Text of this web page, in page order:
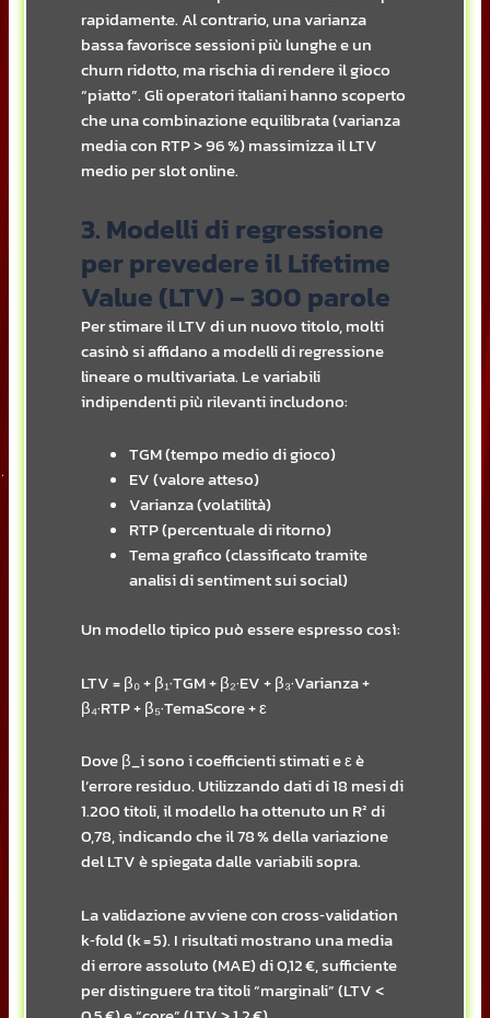
rapidamente. Al contrario, una varianza
bassa favorisce sessioni più lunghe e un
churn ridotto, ma rischia di rendere il gioco
“piatto”. Gli operatori italiani hanno scoperto
che una combinazione equilibrata (varianza
media con RTP > 96 %) massimizza il LTV
medio per slot online.
3. Modelli di regressione
per prevedere il Lifetime
Value (LTV) – 300 parole
Per stimare il LTV di un nuovo titolo, molti
casinò si affidano a modelli di regressione
lineare o multivariata. Le variabili
indipendenti più rilevanti includono:
TGM (tempo medio di gioco)
EV (valore atteso)
Varianza (volatilità)
RTP (percentuale di ritorno)
Tema grafico (classificato tramite
analisi di sentiment sui social)
Un modello tipico può essere espresso così:
LTV = β₀ + β₁·TGM + β₂·EV + β₃·Varianza +
β₄·RTP + β₅·TemaScore + ε
Dove β_i sono i coefficienti stimati e ε è
l’errore residuo. Utilizzando dati di 18 mesi di
1.200 titoli, il modello ha ottenuto un R² di
0,78, indicando che il 78 % della variazione
del LTV è spiegata dalle variabili sopra.
La validazione avviene con cross‑validation
k‑fold (k = 5). I risultati mostrano una media
di errore assoluto (MAE) di 0,12 €, sufficiente
per distinguere tra titoli “marginali” (LTV <